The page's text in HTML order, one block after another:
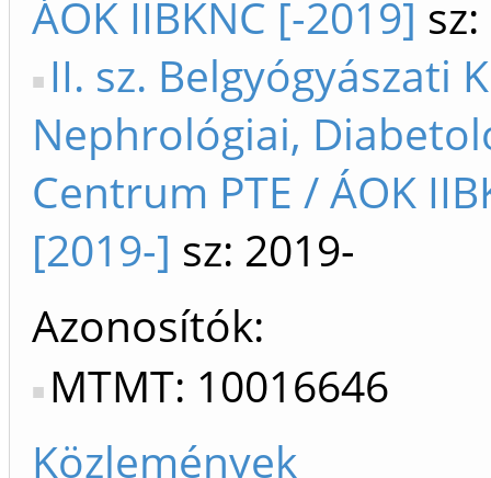
ÁOK IIBKNC [-2019]
II. sz. Belgyógyászati
Nephrológiai,
Centrum PTE / ÁOK
[2019-] sz: 2019-
Azonosítók
MTMT: 10016646
Közlemények